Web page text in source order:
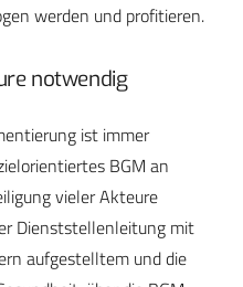
werden und profitieren.
notwendig
ist immer
BGM an
vieler Akteure
Dienststellenleitung mit
aufgestelltem und die